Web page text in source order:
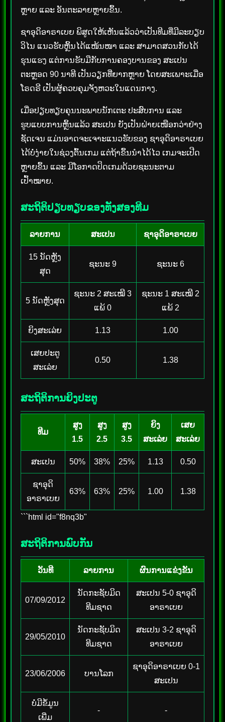
ຫຼາຍ ແລະ ອັນຕະລາຍຫຼາຍຂຶ້ນ.
ຊາອຸດິອາຣາເບຍ ພິສູດໃຫ້ເຫັນແລ້ວວ່າເປັນທີມທີ່ມີລະບຽບ
ວິໄນ ແນວຮັບຫຼິ້ນໄດ້ແໜ້ນໜາ ແລະ ສາມາດສວນກັບໄດ້
ຮຸນແຮງ ແຕ່ການຮັບມືກັບການຄອງບານຂອງ ສະເປນ
ຕະຫຼອດ 90 ນາທີ ເປັນວຽກທີ່ຍາກຫຼາຍ ໂດຍສະເພາະເມື່ອ
ໂຣດຣີ ເປັນຜູ້ຄວບຄຸມຈັງຫວະໃນແດນກາງ.
ເມື່ອປຽບທຽບຄຸນນະພາບນັກເຕະ ປະສົບການ ແລະ
ຮູບແບບການຫຼິ້ນແລ້ວ ສະເປນ ຍັງເປັນຝ່າຍເໜືອກວ່າຢ່າງ
ຊັດເຈນ ແມ່ນອາດຈະເຈາະແນວຮັບຂອງ ຊາອຸດິອາຣາເບຍ
ໄດ້ບໍ່ງ່າຍໃນຊ່ວງຕົ້ນເກມ ແຕ່ຖ້າຂຶ້ນນຳໄດ້ໄວ ເກມຈະເປີດ
ຫຼາຍຂຶ້ນ ແລະ ມີໂອກາດປິດເກມດ້ວຍຊະນະຕາມ
ເປົ້າໝາຍ.
ສະຖິຕິປຽບທຽບຂອງທັງສອງທີມ
ລາຍການ ສະເປນ ຊາອຸດິອາຣາເບຍ
15 ນັດຫຼັງ
ສຸດ
ຊະນະ 9 ຊະນະ 6
5 ນັດຫຼັງສຸດ
ຊະນະ 2 ສະເໝີ 3
ແພ້ 0
ຊະນະ 1 ສະເໝີ 2
ແພ້ 2
ຍິງສະເລ່ຍ 1.13 1.00
ເສຍປະຕູ
ສະເລ່ຍ
0.50 1.38
ສະຖິຕິການຍິງປະຕູ
ທີມ
ສູງ
1.5
ສູງ
2.5
ສູງ
3.5
ຍິງ
ສະເລ່ຍ
ເສຍ
ສະເລ່ຍ
ສະເປນ 50% 38% 25% 1.13 0.50
ຊາອຸດິ
ອາຣາເບຍ
63% 63% 25% 1.00 1.38
```html id="f8nq3b"
ສະຖິຕິການພົບກັນ
ວັນທີ ລາຍການ ຜົນການແຂ່ງຂັນ
07/09/2012
ນັດກະຊັບມິດ
ທີມຊາດ
ສະເປນ 5-0 ຊາອຸດິ
ອາຣາເບຍ
29/05/2010
ນັດກະຊັບມິດ
ທີມຊາດ
ສະເປນ 3-2 ຊາອຸດິ
ອາຣາເບຍ
23/06/2006 ບານໂລກ
ຊາອຸດິອາຣາເບຍ 0-1
ສະເປນ
ບໍ່ມີຂໍ້ມູນ
ເພີ່ມ
- -